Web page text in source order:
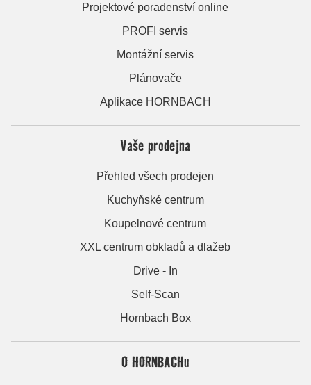
Projektové poradenství online
PROFI servis
Montážní servis
Plánovače
Aplikace HORNBACH
Vaše prodejna
Přehled všech prodejen
Kuchyňské centrum
Koupelnové centrum
XXL centrum obkladů a dlažeb
Drive - In
Self-Scan
Hornbach Box
O HORNBACHu